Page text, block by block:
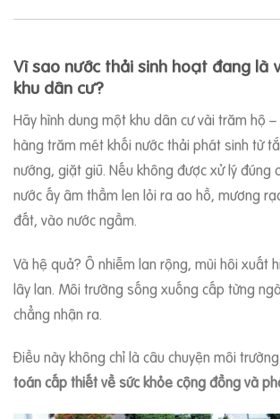
Vì sao nước thải sinh hoạt đang là
khu dân cư?
Hãy hình dung một khu dân cư vài trăm hộ
hàng trăm mét khối nước thải phát sinh từ
nướng, giặt giũ. Nếu không được xử lý đúng
nước ấy âm thầm len lỏi ra ao hồ, mương
đất, vào nước ngầm.
Và hệ quả? Ô nhiễm lan rộng, mùi hôi xuất
lây lan. Môi trường sống xuống cấp từng
chẳng nhận ra.
Điều này không chỉ là câu chuyện môi
toán cấp thiết về sức khỏe cộng đồng và